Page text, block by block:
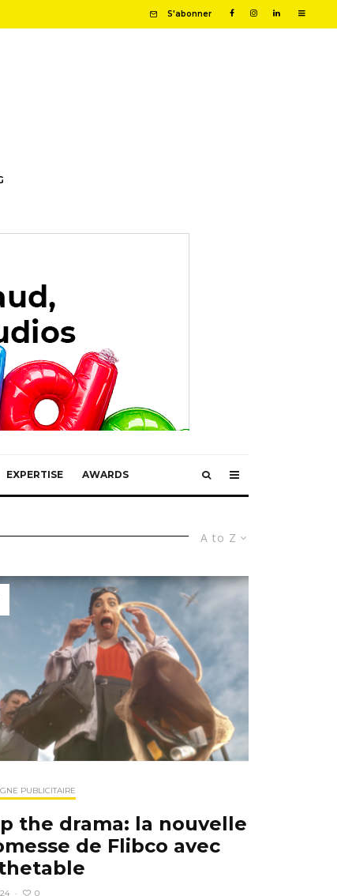
S'abonner
EXPERTISE AWARDS
A to Z
PUBLICITAIRE
the drama: la nouvelle
de Flibco avec
· 0